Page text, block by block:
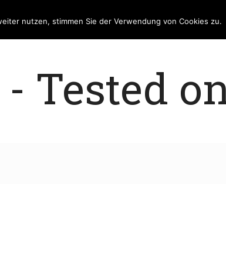
Tested
nutzen, stimmen Sie der Verwendung von Cookies zu.